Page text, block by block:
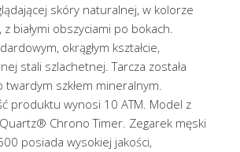
skóry naturalnej, w kolorze
białymi obszyciami po bokach.
okrągłym kształcie,
stali szlachetnej. Tarcza została
szkłem mineralnym.
produktu wynosi 10 ATM. Model z
Chrono Timer. Zegarek męski
posiada wysokiej jakości,